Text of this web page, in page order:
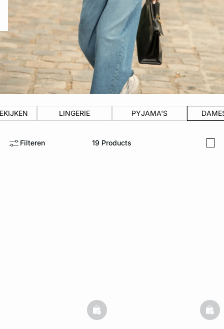
LINGERIE PYJAMA'S
Filteren 19 Products
basketfull